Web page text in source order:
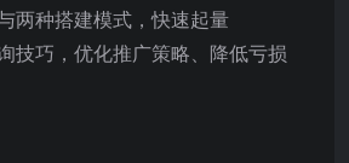
两种搭建模式，快速起量
技巧，优化推广策略、降低亏损